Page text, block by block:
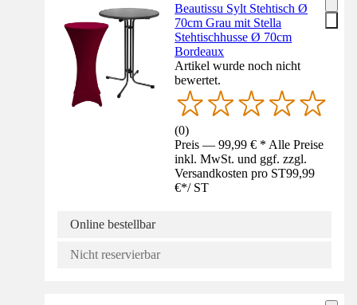
Beautissu Sylt Stehtisch Ø
70cm Grau mit Stella
Stehtischhusse Ø 70cm
Bordeaux
Artikel wurde noch nicht
bewertet.
(0)
Preis — 99,99 € * Alle Preise
inkl. MwSt. und ggf. zzgl.
Versandkosten pro ST99,99
€*/ ST
Online bestellbar
Nicht reservierbar